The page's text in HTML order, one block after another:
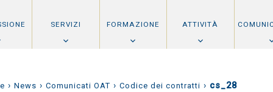
SERVIZI FORMAZIONE ATTIVITÀ
› News › Comunicati OAT › Codice dei contratti › cs_28